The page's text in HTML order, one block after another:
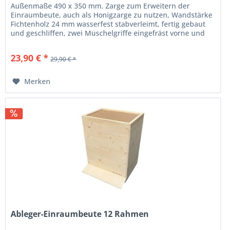
Außenmaße 490 x 350 mm. Zarge zum Erweitern der
Einraumbeute, auch als Honigzarge zu nutzen, Wandstärke
Fichtenholz 24 mm wasserfest stabverleimt, fertig gebaut
und geschliffen, zwei Muschelgriffe eingefräst vorne und
23,90 € * 29,90 € *
Merken
Ableger-Einraumbeute 12 Rahmen